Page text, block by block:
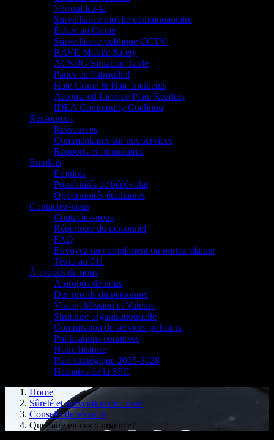
Verrouillez-la
Surveillance mobile communautaire
Échec au Crime
Surveillance publique CCTV
RAVE Mobile Safety
ACSDG Situation Table
Pattes en Patrouille!
Hate Crime & Hate Incidents
Automated Licence Plate Readers
IDEA Community Coalition
Ressources
Ressources
Commentaires sur nos services
Rapports et formulaires
Emplois
Emplois
Possibilités de bénévolat
Opportunités étudiantes
Contactez-nous
Contactez-nous
Répertoire du personnel
FAQ
Envoyez un compliment ou portez plainte
Texto au 911
À propos de nous
À propos de nous
Des profils du personnel
Vision, Mission et Valeurs
Structure organisationnelle
Commission de services policiers
Publications connexes
Notre histoire
Plan stratégique 2025-2028
Humains de la SPC
Home
Sûreté et prévention du crime
Conseils de sécurité
Que faire en cas d'urgence?